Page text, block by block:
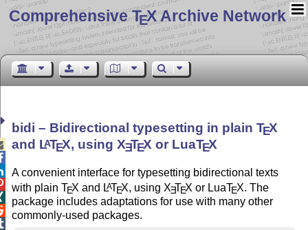
Comprehensive TEX Archive Network
bidi – Bidirectional typesetting in plainTEX
and LATEX, usingXETEXor LuaTEX
A convenient interface for typesetting bidirectional texts
with plainTEX and LATEX, using XETEX or LuaTEX. The
package includes adaptations for use with many other
commonly-used packages.